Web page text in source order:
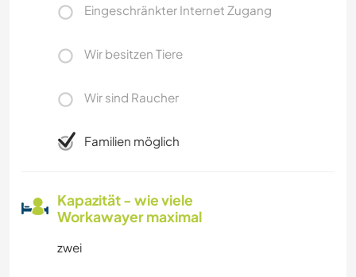
Eingeschränkter Internet Zugang
Wir besitzen Tiere
Wir sind Raucher
Familien möglich
Kapazität - wie viele
Workawayer maximal
zwei